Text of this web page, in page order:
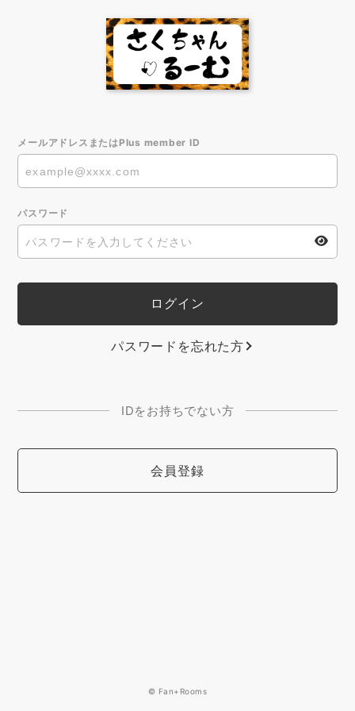
メールアドレスまたはPlus member ID
パスワード
パスワードを忘れた方
IDをお持ちでない方
会員登録
© Fan+Rooms